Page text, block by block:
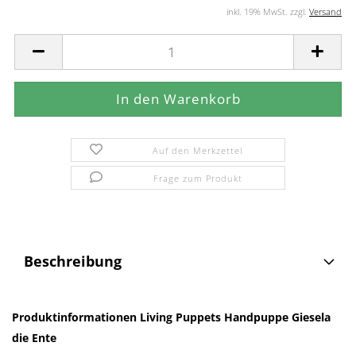
inkl. 19% MwSt. zzgl. Versand
Auf den Merkzettel
Frage zum Produkt
Beschreibung
Produktinformationen Living Puppets Handpuppe Giesela
die Ente